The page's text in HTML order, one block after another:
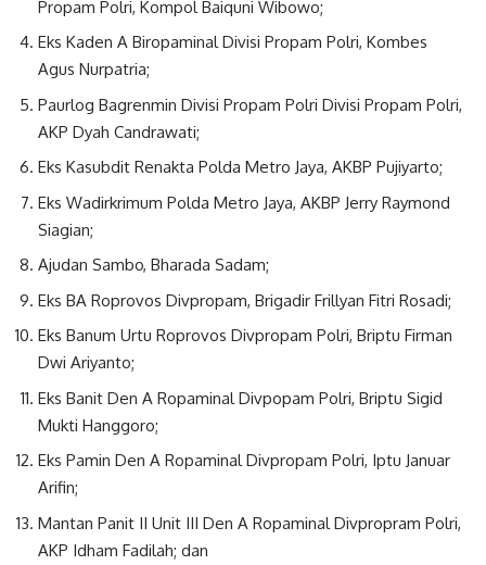
Propam Polri, Kompol Baiquni Wibowo;
Eks Kaden A Biropaminal Divisi Propam Polri, Kombes
Agus Nurpatria;
Paurlog Bagrenmin Divisi Propam Polri Divisi Propam Polri,
AKP Dyah Candrawati;
Eks Kasubdit Renakta Polda Metro Jaya, AKBP Pujiyarto;
Eks Wadirkrimum Polda Metro Jaya, AKBP Jerry Raymond
Siagian;
Ajudan Sambo, Bharada Sadam;
Eks BA Roprovos Divpropam, Brigadir Frillyan Fitri Rosadi;
Eks Banum Urtu Roprovos Divpropam Polri, Briptu Firman
Dwi Ariyanto;
Eks Banit Den A Ropaminal Divpopam Polri, Briptu Sigid
Mukti Hanggoro;
Eks Pamin Den A Ropaminal Divpropam Polri, Iptu Januar
Arifin;
Mantan Panit II Unit III Den A Ropaminal Divpropram Polri,
AKP Idham Fadilah; dan